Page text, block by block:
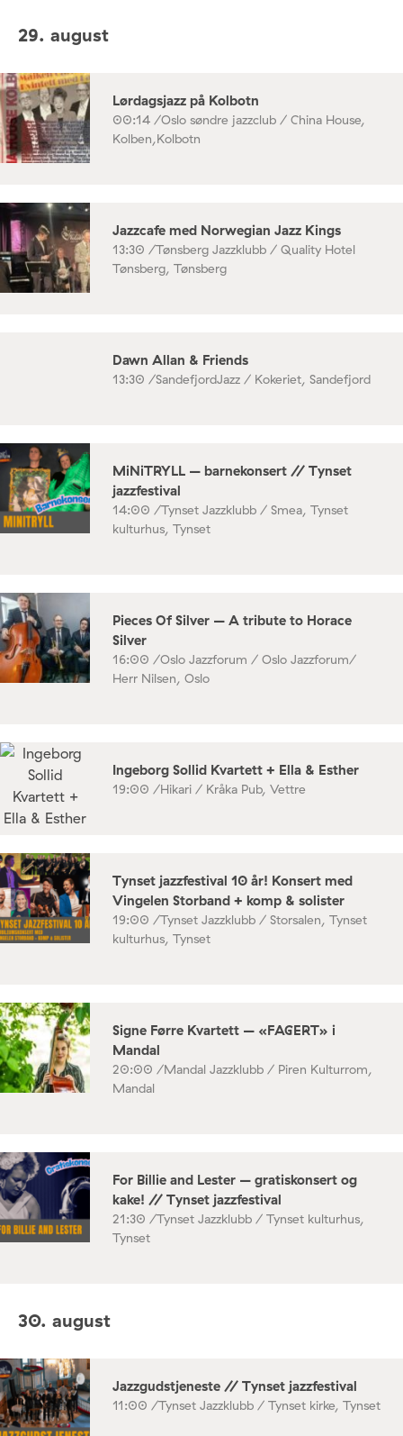
29. august
Lørdagsjazz på Kolbotn
00:14 /Oslo søndre jazzclub / China House,
Kolben,Kolbotn
Jazzcafe med Norwegian Jazz Kings
13:30 /Tønsberg Jazzklubb / Quality Hotel
Tønsberg, Tønsberg
Dawn Allan & Friends
13:30 /SandefjordJazz / Kokeriet, Sandefjord
MiNiTRYLL – barnekonsert // Tynset
jazzfestival
14:00 /Tynset Jazzklubb / Smea, Tynset
kulturhus, Tynset
Pieces Of Silver – A tribute to Horace
Silver
16:00 /Oslo Jazzforum / Oslo Jazzforum/
Herr Nilsen, Oslo
Ingeborg Sollid Kvartett + Ella & Esther
19:00 /Hikari / Kråka Pub, Vettre
Tynset jazzfestival 10 år! Konsert med
Vingelen Storband + komp & solister
19:00 /Tynset Jazzklubb / Storsalen, Tynset
kulturhus, Tynset
Signe Førre Kvartett – «FAGERT» i
Mandal
20:00 /Mandal Jazzklubb / Piren Kulturrom,
Mandal
For Billie and Lester – gratiskonsert og
kake! // Tynset jazzfestival
21:30 /Tynset Jazzklubb / Tynset kulturhus,
Tynset
30. august
Jazzgudstjeneste // Tynset jazzfestival
11:00 /Tynset Jazzklubb / Tynset kirke, Tynset